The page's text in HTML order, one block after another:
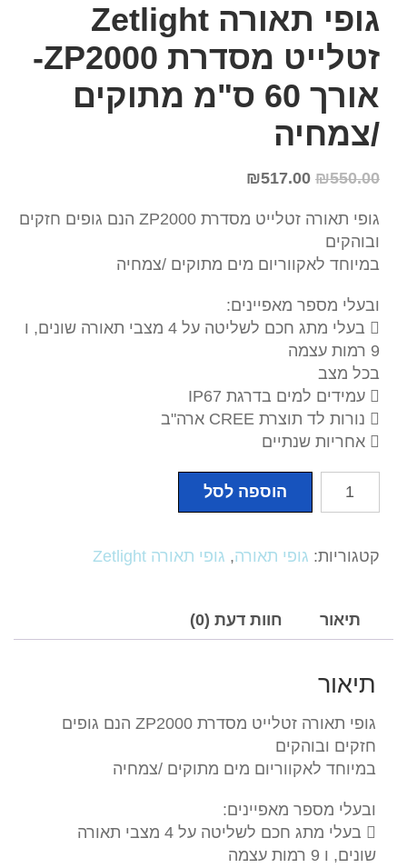
גופי תאורה Zetlight
זטלייט מסדרת ZP2000-
אורך 60 ס"מ מתוקים
/צמחיה
₪550.00
₪517.00
גופי תאורה זטלייט מסדרת ZP2000 הנם גופים חזקים
ובוהקים
במיוחד לאקווריום מים מתוקים /צמחיה
ובעלי מספר מאפיינים:
 בעלי מתג חכם לשליטה על 4 מצבי תאורה שונים, ו
9 רמות עצמה
בכל מצב
 עמידים למים בדרגת IP67
 נורות לד תוצרת CREE ארה"ב
 אחריות שנתיים
כמות
תאורה
מסדרת
ZP2000-
60
מתוקים
/צמחיה
הוספה לסל
קטגוריות: גופי תאורה, גופי תאורה Zetlight
תיאור חוות דעת (0)
תיאור
גופי תאורה זטלייט מסדרת ZP2000 הנם גופים
חזקים ובוהקים
במיוחד לאקווריום מים מתוקים /צמחיה
ובעלי מספר מאפיינים:
 בעלי מתג חכם לשליטה על 4 מצבי תאורה
שונים, ו 9 רמות עצמה